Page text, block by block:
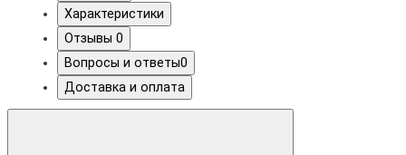
Характеристики
Отзывы 0
Вопросы и ответы0
Доставка и оплата